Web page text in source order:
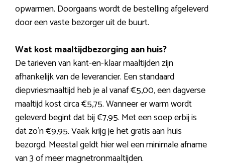
opwarmen. Doorgaans wordt de bestelling afgeleverd
door een vaste bezorger uit de buurt.
Wat kost maaltijdbezorging aan huis?
De tarieven van kant-en-klaar maaltijden zijn
afhankelijk van de leverancier. Een standaard
diepvriesmaaltijd heb je al vanaf €5,00, een dagverse
maaltijd kost circa €5,75. Wanneer er warm wordt
geleverd begint dat bij €7,95. Met een soep erbij is
dat zo’n €9,95. Vaak krijg je het gratis aan huis
bezorgd. Meestal geldt hier wel een minimale afname
van 3 of meer magnetronmaaltijden.